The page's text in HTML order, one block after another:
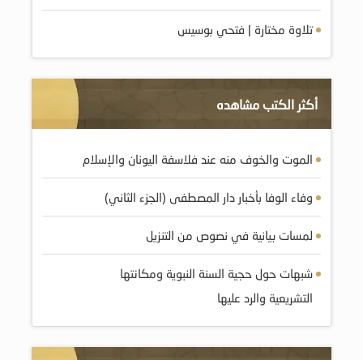
تلاوة مختارة | فتحي بوسيس
أكثر الكتب مشاهده
الموت والخوف منه عند فلاسفة اليونان والإسلام
وفاء الوفا بأخبار دار المصطفى (الجزء الثاني)
لمسات بيانية في نصوص من التنزيل
شبهات حول حجية السنة النبوية ومکانتها
التشريعية والرد عليها